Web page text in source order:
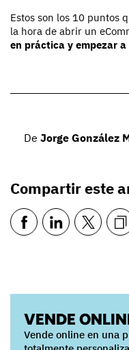
Estos son los 10 puntos
la hora de abrir un
en práctica y empezar
De Jorge González
Compartir este
VENDE
Vende online en una